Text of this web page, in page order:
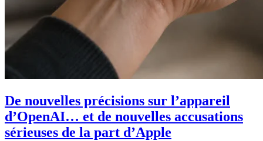
De nouvelles précisions sur l’appareil
d’OpenAI… et de nouvelles accusations
sérieuses de la part d’Apple